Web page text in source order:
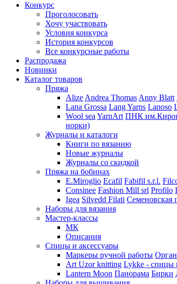
Конкурс
Проголосовать
Хочу участвовать
Условия конкурса
История конкурсов
Все конкурсные работы
Распродажа
Новинки
Каталог товаров
Пряжа
Alize Andrea Thomas Anny Blatt
Lana Grossa Lang Yarns Lanoso
Wool sea YarnArt ПНК
норки)
Журналы и каталоги
Книги по вязанию
Новые журналы
Журналы со скидкой
Пряжа на бобинах
E.Miroglio Ecafil Fabifil s.r.l.
Consinee Fashion Mill srl Profilo
Igea Silvedd Filati Семеновская
Наборы для вязания
Мастер-классы
МК
Описания
Спицы и аксессуары
Маркеры ручной работы
Art Uzor knitting Lykke - спицы
Lantern Moon Панорама Бирки